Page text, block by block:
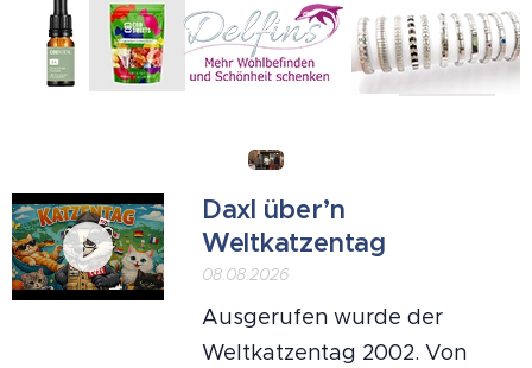
Daxl über’n
Weltkatzentag
08.08.2026
Ausgerufen wurde der
Weltkatzentag 2002. Von